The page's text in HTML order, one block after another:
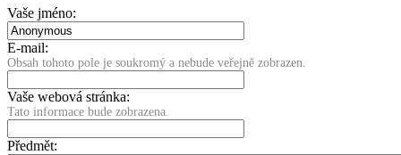
Vaše jméno:
E-mail:
Obsah tohoto pole je soukromý a nebude veřejně zobrazen.
Vaše webová stránka:
Tato informace bude zobrazena.
Předmět: